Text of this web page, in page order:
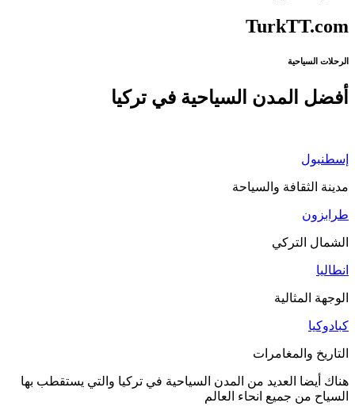
TurkTT.com
الرحلات السياحية
أفضل المدن السياحية في تركيا
إسطنبول
مدينة الثقافة والسياحة
طرابزون
الشمال التركي
انطاليا
الوجهة المثالية
كبادوكيا
التاريخ والمغامرات
هناك أيضا العديد من المدن السياحية في تركيا والتي يستقطب بها
السياح من جميع انحاء العالم